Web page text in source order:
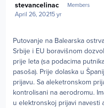
stevancelinac Members
April 26, 20215 yr
Putovanje na Balearska
Srbije i EU boravišnom
prije leta (sa podacima
pasoša). Prije dolaska u
prijavu. Sa aleketronskom
kontrolisani na aerodromu.
u elektronskoj prijavi navesti